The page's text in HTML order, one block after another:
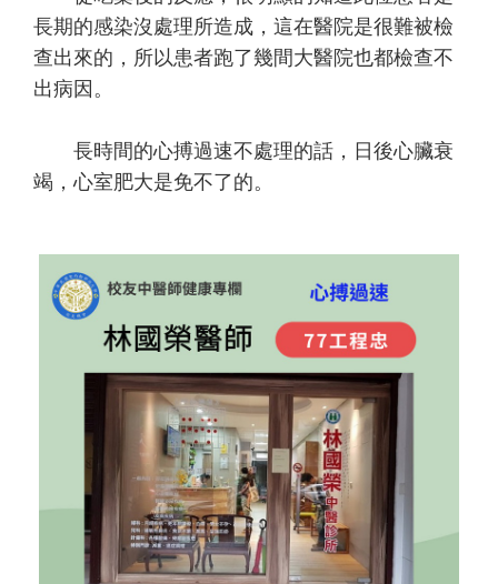
長期的感染沒處理所造成，這在醫院是很難被檢
查出來的，所以患者跑了幾間大醫院也都檢查不
出病因。
長時間的心搏過速不處理的話，日後心臟衰
竭，心室肥大是免不了的。